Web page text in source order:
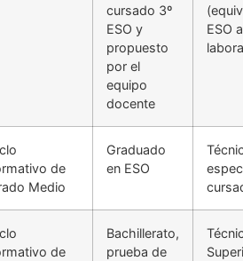
cursado 3º
ESO y
propuesto
por el
equipo
docente
ESO
de
Medio
Graduado
en ESO
de
Bachillerato,
prueba de